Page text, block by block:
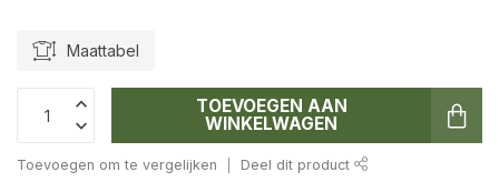
Maattabel
TOEVOEGEN AAN
WINKELWAGEN
Toevoegen om te vergelijken Deel dit product